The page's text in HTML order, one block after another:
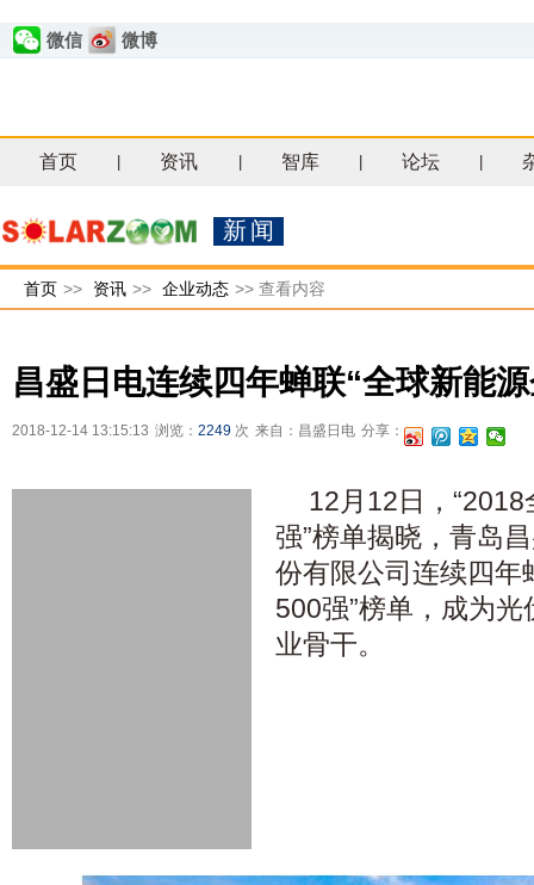
微信 微博
首页 资讯 智库 论坛
新闻
首页 >> 资讯 >> 企业动态 >> 查看内容
昌盛日电连续四年蝉联“全球新能
2018-12-14 13:15:13 浏览： 2249 次 来自：昌盛日电 分享：
12月12日，
强”榜单揭晓，青岛
份有限公司连续四年
500强”榜单，成为
业骨干。